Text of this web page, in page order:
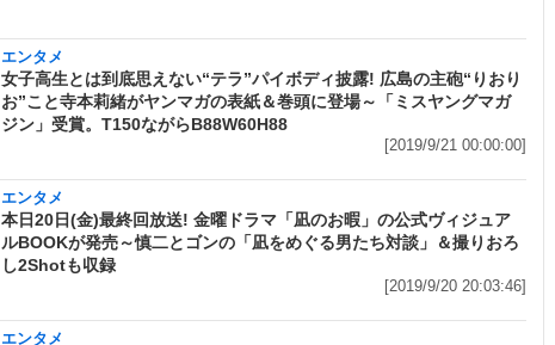
エンタメ
女子高生とは到底思えない“テラ”パイボディ披露! 広島の主砲“りおり
お”こと寺本莉緒がヤンマガの表紙＆巻頭に登場～「ミスヤングマガ
ジン」受賞。T150ながらB88W60H88
[2019/9/21 00:00:00]
エンタメ
本日20日(金)最終回放送! 金曜ドラマ「凪のお暇」の公式ヴィジュア
ルBOOKが発売～慎二とゴンの「凪をめぐる男たち対談」＆撮りおろ
し2Shotも収録
[2019/9/20 20:03:46]
エンタメ